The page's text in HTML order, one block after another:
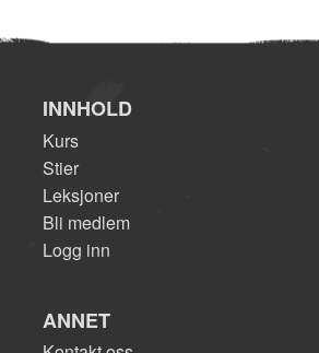
INNHOLD
Kurs
Stier
Leksjoner
Bli medlem
Logg inn
ANNET